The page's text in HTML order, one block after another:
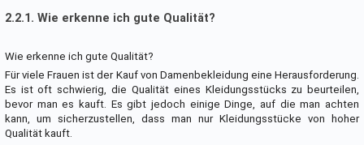
2.2.1. Wie erkenne ich gute Qualität?
Wie erkenne ich gute Qualität?
Für viele Frauen ist der Kauf von Damenbekleidung eine Herausforderung.
Es ist oft schwierig, die Qualität eines Kleidungsstücks zu beurteilen,
bevor man es kauft. Es gibt jedoch einige Dinge, auf die man achten
kann, um sicherzustellen, dass man nur Kleidungsstücke von hoher
Qualität kauft.